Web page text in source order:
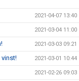
2021-04-07 13:40
2021-03-04 11:00
2021-03-03 09:21
2021-03-01 10:44
2021-02-26 09:03